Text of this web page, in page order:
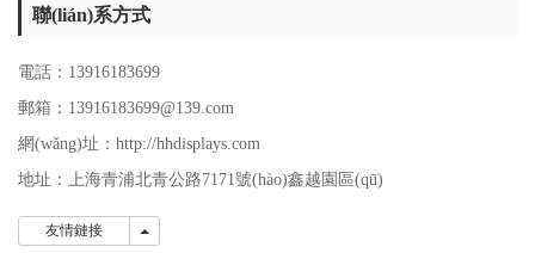
聯(lián)系方式
電話：13916183699
郵箱：13916183699@139.com
網(wǎng)址：http://hhdisplays.com
地址：上海青浦北青公路7171號(hào)鑫越園區(qū)
友情鏈接